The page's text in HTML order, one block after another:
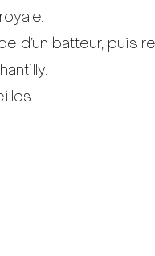
d’un batteur, puis